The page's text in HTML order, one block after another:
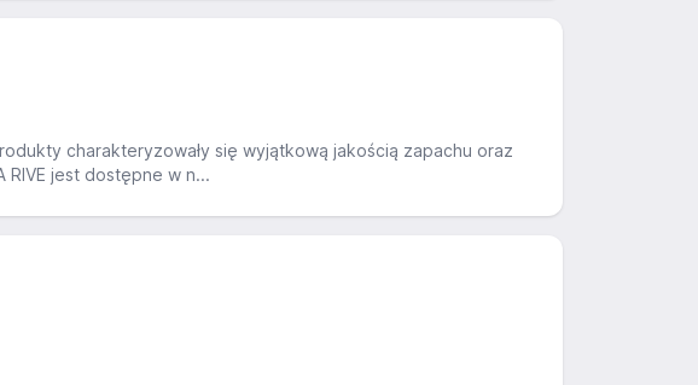
charakteryzowały się wyjątkową jakością zapachu oraz
jest dostępne w n...